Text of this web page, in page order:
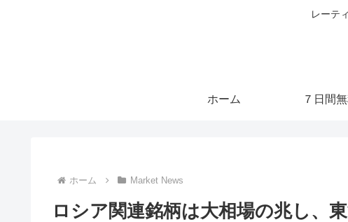
レーテ
ホーム ７日間
ホーム Market News
ロシア関連銘柄は大相場の兆し、